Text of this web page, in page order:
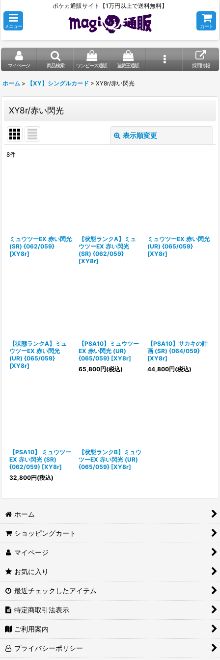
ポケカ通販サイト【1万円以上で送料無料】
メニュー カート
マイページ 商品検索 ワンピース通販 遊戯王通販 採用情報
ホーム > 【XY】シングルカード > XY8r/赤い閃光
XY8r/赤い閃光
表示順変更
絞り込む
8件
ミュウツーEX 赤い閃光
(SR) {062/059}
[XY8r]
【状態ランクA】ミュ
ウツーEX 赤い閃光
(SR) {062/059}
[XY8r]
ミュウツーEX 赤い閃光
(UR) {065/059}
[XY8r]
【状態ランクA】ミュ
ウツーEX 赤い閃光
(UR) {065/059}
[XY8r]
【PSA10】ミュウツー
EX 赤い閃光 (UR)
{065/059} [XY8r]
65,800円(税込)
【PSA10】サカキの計
画 (SR) {064/059}
[XY8r]
44,800円(税込)
【PSA10】 ミュウツー
EX 赤い閃光 (SR)
{062/059} [XY8r]
32,800円(税込)
【状態ランクB】ミュウ
ツーEX 赤い閃光 (UR)
{065/059} [XY8r]
ホーム
ショッピングカート
マイページ
お気に入り
最近チェックしたアイテム
特定商取引法表示
ご利用案内
プライバシーポリシー